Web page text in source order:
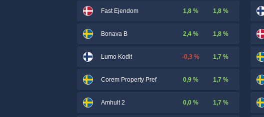
Fast Ejendom 1,8 % 1,8 %
Bonava B 2,4 % 1,8 %
Lumo Kodit -0,3 % 1,7 %
Corem Property Pref 0,9 % 1,7 %
Amhult 2 0,0 % 1,7 %